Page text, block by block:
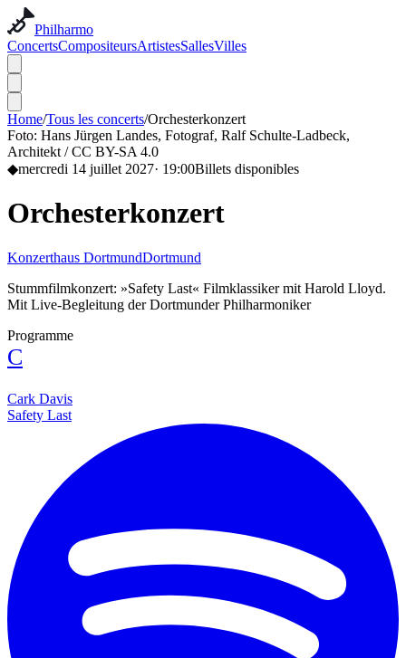
Philharmo
ConcertsCompositeursArtistesSallesVilles
Home/Tous les concerts/Orchesterkonzert
Foto: Hans Jürgen Landes, Fotograf, Ralf Schulte-Ladbeck,
Architekt / CC BY-SA 4.0
◆mercredi 14 juillet 2027· 19:00Billets disponibles
Orchesterkonzert
Konzerthaus DortmundDortmund
Stummfilmkonzert: »Safety Last« Filmklassiker mit Harold Lloyd.
Mit Live-Begleitung der Dortmunder Philharmoniker
Programme
C
Cark Davis
Safety Last